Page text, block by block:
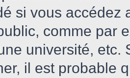
si vous accédez
comme par
université, etc.
il est probable